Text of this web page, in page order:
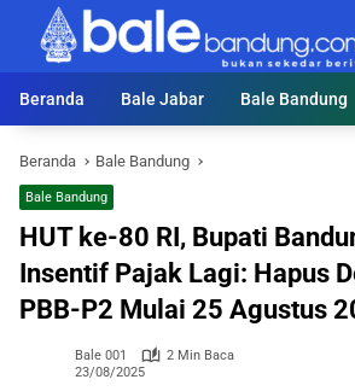
Langsung
konten
Beranda
Bale Jabar Bale Bandung
Beranda Bale Bandung
Bale Bandung
HUT ke-80 RI, Bupati
Insentif Pajak Lagi: Hapus
PBB-P2 Mulai 25 Agustus
Bale 001
2 Min Baca
23/08/2025